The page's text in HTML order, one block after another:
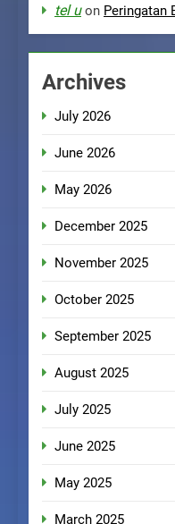
tel uon Peringatan
Archives
July 2026
June 2026
May 2026
December 2025
November 2025
October 2025
September 2025
August 2025
July 2025
June 2025
May 2025
March 2025